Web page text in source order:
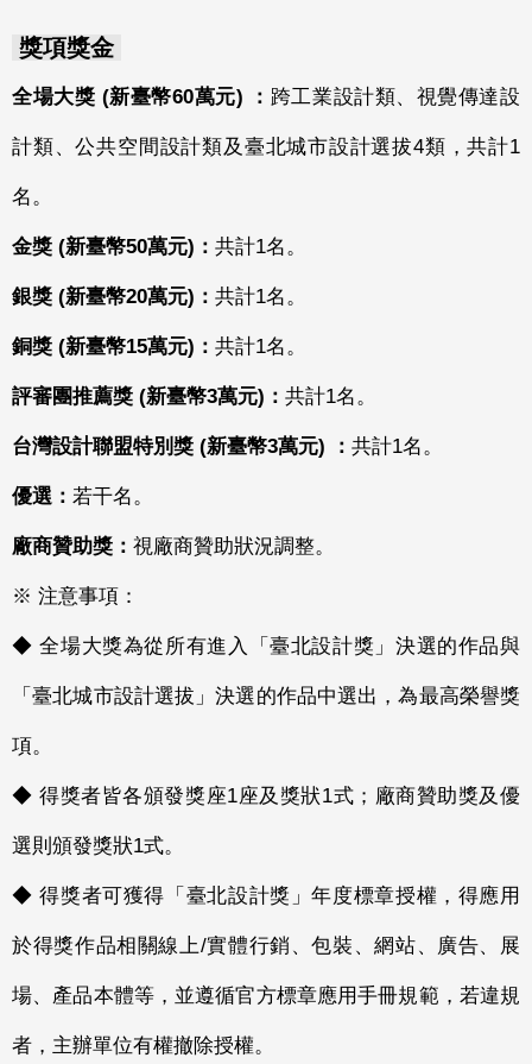
獎項獎金
全場大獎 (新臺幣60萬元) ： 跨工業設計類、視覺傳達設
計類、公共空間設計類及臺北城市設計選拔4類，共計1
名。
金獎 (新臺幣50萬元)： 共計1名。
銀獎 (新臺幣20萬元)： 共計1名。
銅獎 (新臺幣15萬元)： 共計1名。
評審團推薦獎 (新臺幣3萬元)： 共計1名。
台灣設計聯盟特別獎 (新臺幣3萬元) ： 共計1名。
優選： 若干名。
廠商贊助獎： 視廠商贊助狀況調整。
※ 注意事項：
◆ 全場大獎為從所有進入「臺北設計獎」決選的作品與
「臺北城市設計選拔」決選的作品中選出，為最高榮譽獎
項。
◆ 得獎者皆各頒發獎座1座及獎狀1式；廠商贊助獎及優
選則頒發獎狀1式。
◆ 得獎者可獲得「臺北設計獎」年度標章授權，得應用
於得獎作品相關線上/實體行銷、包裝、網站、廣告、展
場、產品本體等，並遵循官方標章應用手冊規範，若違規
者，主辦單位有權撤除授權。